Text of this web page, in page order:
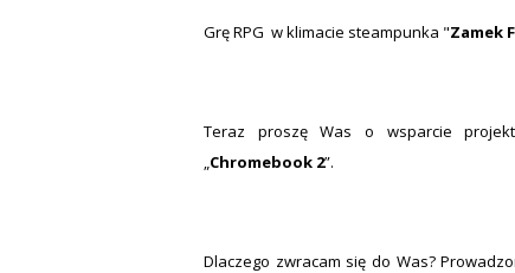
Grę RPG w klimacie steampunka "Zamek
Teraz proszę Was o wsparcie
„Chromebook 2”.
Dlaczego zwracam się do Was?